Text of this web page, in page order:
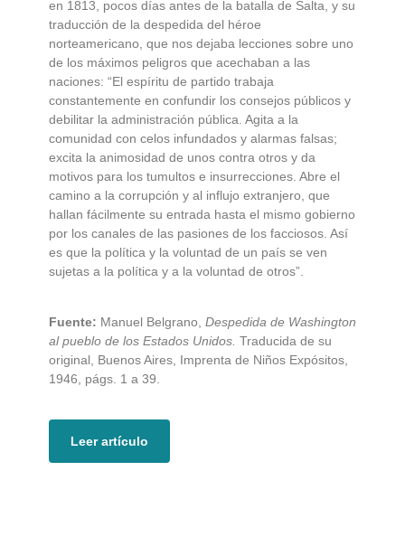
en 1813, pocos días antes de la batalla de Salta, y su
traducción de la despedida del héroe
norteamericano, que nos dejaba lecciones sobre uno
de los máximos peligros que acechaban a las
naciones: “El espíritu de partido trabaja
constantemente en confundir los consejos públicos y
debilitar la administración pública. Agita a la
comunidad con celos infundados y alarmas falsas;
excita la animosidad de unos contra otros y da
motivos para los tumultos e insurrecciones. Abre el
camino a la corrupción y al influjo extranjero, que
hallan fácilmente su entrada hasta el mismo gobierno
por los canales de las pasiones de los facciosos. Así
es que la política y la voluntad de un país se ven
sujetas a la política y a la voluntad de otros”.
Fuente: Manuel Belgrano, Despedida de Washington
al pueblo de los Estados Unidos. Traducida de su
original, Buenos Aires, Imprenta de Niños Expósitos,
1946, págs. 1 a 39.
Leer artículo